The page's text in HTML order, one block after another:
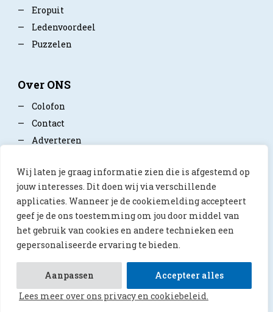
Wij laten je graag informatie zien die is afgestemd op
jouw interesses. Dit doen wij via verschillende
applicaties. Wanneer je de cookiemelding accepteert
geef je de ons toestemming om jou door middel van
het gebruik van cookies en andere technieken een
gepersonaliseerde ervaring te bieden.
Aanpassen
Accepteer alles
Lees meer over ons privacy en cookiebeleid.
—
Eropuit
—
Ledenvoordeel
—
Puzzelen
Over ONS
—
Colofon
—
Contact
—
Adverteren
—Privacy policy
© 2026 ONS Magazine